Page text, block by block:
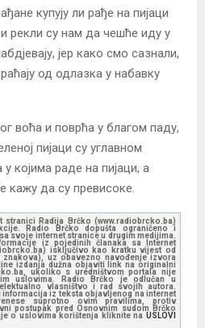
купују ли рађе на пијаци
рекли су нам да чешће иду у
јер како смо сазнали,
од одлазка у набавку
воћа и поврћа у благом паду,
пијаци су углавном
којима раде на пијаци, а
кажу да су превисоке.
Radija Brčko (www.radiobrcko.ba)
Radio Brčko dopušta ograničeno i
svoje internet stranice u drugim medijima.
iz pojedinih članaka sa Internet
isključivo kao kratku vijest od
uz obavezno navođenje izvora
izdanja dužna objaviti link na originalni
ukoliko s uredništvom portala nije
uslovima. Radio Brčko je odlučan u
vlasništvo i rad svojih autora.
iz teksta objavljenog na internet
suprotno ovim pravilima, protiv
postupak pred Osnovnim sudom Brčko
o uslovima korištenja kliknite na USLOVI